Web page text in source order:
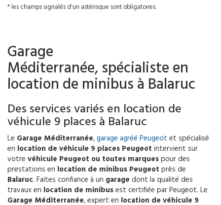
* les champs signalés d'un astérisque sont obligatoires.
Garage
Méditerranée, spécialiste en
location de minibus à Balaruc
Des services variés en location de
véhicule 9 places à Balaruc
Le Garage Méditerranée,garage agréé Peugeot et spécialisé
en location de véhicule 9 places Peugeot intervient sur
votre véhicule Peugeot ou toutes marquespour des
prestations en location de minibus Peugeot près de
Balaruc. Faites confiance à un garage dont la qualité des
travaux en location de minibusest certifiée par Peugeot. Le
Garage Méditerranée, expert en location de véhicule 9